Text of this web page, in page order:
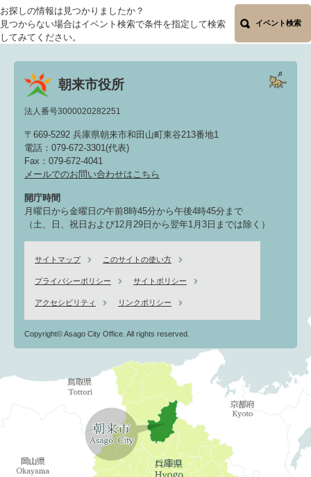
お探しの情報は見つかりましたか？
見つからない場合はイベント検索で条件を指定して検索
してみてください。
イベント検索
朝来市役所
法人番号3000020282251
〒669-5292 兵庫県朝来市和田山町東谷213番地1
電話：079-672-3301(代表)
Fax：079-672-4041
メールでのお問い合わせはこちら
開庁時間
月曜日から金曜日の午前8時45分から午後4時45分まで
（土、日、祝日および12月29日から翌年1月3日までは除く）
サイトマップ このサイトの使い方
プライバシーポリシー サイトポリシー
アクセシビリティ リンクポリシー
Copyright© Asago City Office. All rights reserved.